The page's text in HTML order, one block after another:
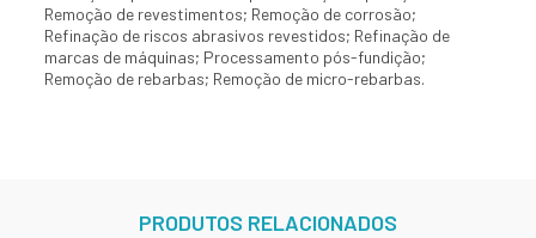
Remoção de revestimentos; Remoção de corrosão;
Refinação de riscos abrasivos revestidos; Refinação de
marcas de máquinas; Processamento pós-fundição;
Remoção de rebarbas; Remoção de micro-rebarbas.
PRODUTOS RELACIONADOS